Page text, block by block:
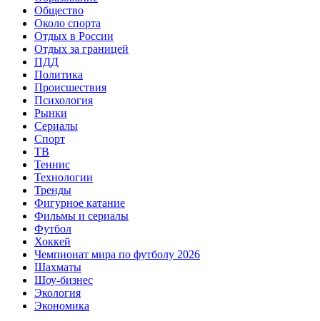
Общество
Около спорта
Отдых в России
Отдых за границей
ПДД
Политика
Происшествия
Психология
Рынки
Сериалы
Спорт
ТВ
Теннис
Технологии
Тренды
Фигурное катание
Фильмы и сериалы
Футбол
Хоккей
Чемпионат мира по футболу 2026
Шахматы
Шоу-бизнес
Экология
Экономика